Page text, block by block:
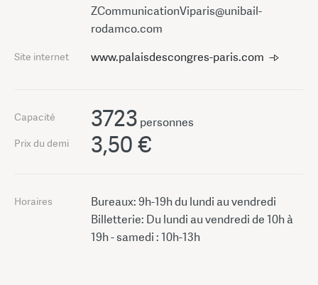
ZCommunicationViparis@unibail-
rodamco.com
Site internet www.palaisdescongres-paris.com
Capacité 3723 personnes
Prix du demi 3,50 €
Horaires
Bureaux: 9h-19h du lundi au vendredi
Billetterie: Du lundi au vendredi de 10h à
19h - samedi : 10h-13h